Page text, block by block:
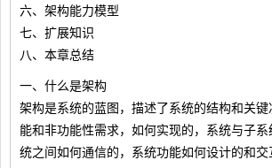
六、架构能力模型
七、扩展知识
八、本章总结
一、什么是架构
架构是系统的蓝图，描述了系统的结构和关
能和非功能性需求，如何实现的，系统与子
统之间如何通信的，系统功能如何设计的和交